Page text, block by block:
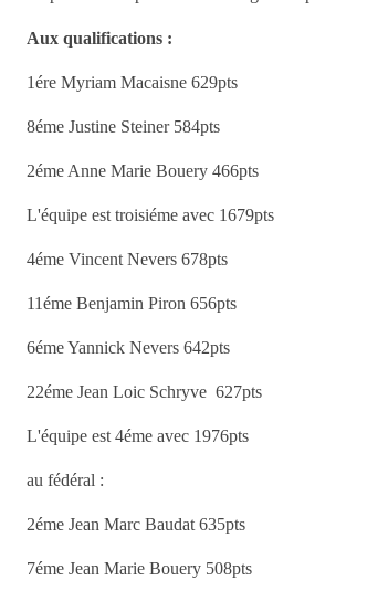
Aux qualifications :
1ére Myriam Macaisne 629pts
8éme Justine Steiner 584pts
2éme Anne Marie Bouery 466pts
L'équipe est troisiéme avec 1679pts
4éme Vincent Nevers 678pts
11éme Benjamin Piron 656pts
6éme Yannick Nevers 642pts
22éme Jean Loic Schryve 627pts
L'équipe est 4éme avec 1976pts
au fédéral :
2éme Jean Marc Baudat 635pts
7éme Jean Marie Bouery 508pts